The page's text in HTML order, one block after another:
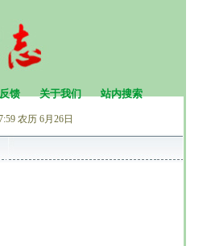
馈 关于我们 站内搜索
农历 6月26日